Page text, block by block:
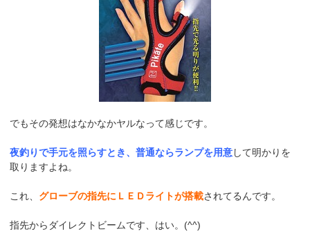
でもその発想はなかなかヤルなって感じです。
夜釣りで手元を照らすとき、普通ならランプを用意して明かりを
取りますよね。
これ、 グローブの指先にＬＥＤライトが搭載されてるんです。
指先からダイレクトビームです、はい。(^^)